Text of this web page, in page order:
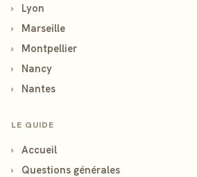
›
Lyon
›
Marseille
›
Montpellier
›
Nancy
›
Nantes
LE GUIDE
›
Accueil
›
Questions générales